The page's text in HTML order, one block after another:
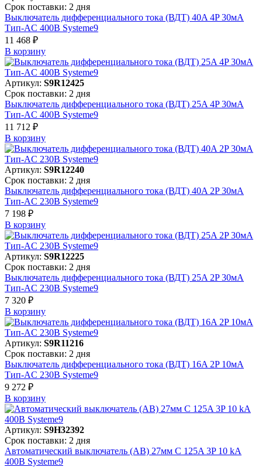
Срок поставки: 2 дня
Выключатель дифференциального тока (ВДТ) 40A 4P 30мА
Тип-AC 400В Systeme9
11 468 ₽
В корзинy
Артикул: S9R12425
Срок поставки: 2 дня
Выключатель дифференциального тока (ВДТ) 25A 4P 30мА
Тип-AC 400В Systeme9
11 712 ₽
В корзинy
Артикул: S9R12240
Срок поставки: 2 дня
Выключатель дифференциального тока (ВДТ) 40A 2P 30мА
Тип-AC 230В Systeme9
7 198 ₽
В корзинy
Артикул: S9R12225
Срок поставки: 2 дня
Выключатель дифференциального тока (ВДТ) 25A 2P 30мА
Тип-AC 230В Systeme9
7 320 ₽
В корзинy
Артикул: S9R11216
Срок поставки: 2 дня
Выключатель дифференциального тока (ВДТ) 16A 2P 10мА
Тип-AC 230В Systeme9
9 272 ₽
В корзинy
Артикул: S9H32392
Срок поставки: 2 дня
Автоматический выключатель (АВ) 27мм C 125A 3P 10 kA
400В Systeme9